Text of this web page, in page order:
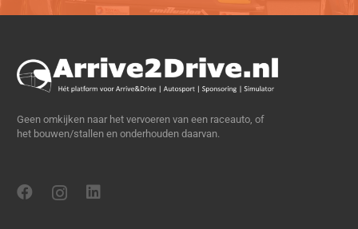
Geen omkijken naar het vervoeren van een raceauto, of
het bouwen/stallen en onderhouden daarvan.